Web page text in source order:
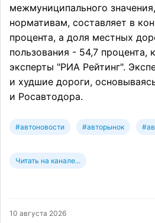
межмуниципального
нормативам, составляет в
процента, а доля местных
пользования - 54,7 процента,
эксперты "РИА Рейтинг".
и худшие дороги,
и Росавтодора.
#автоновости #авторынок
Читать на канале...
10 августа 2026